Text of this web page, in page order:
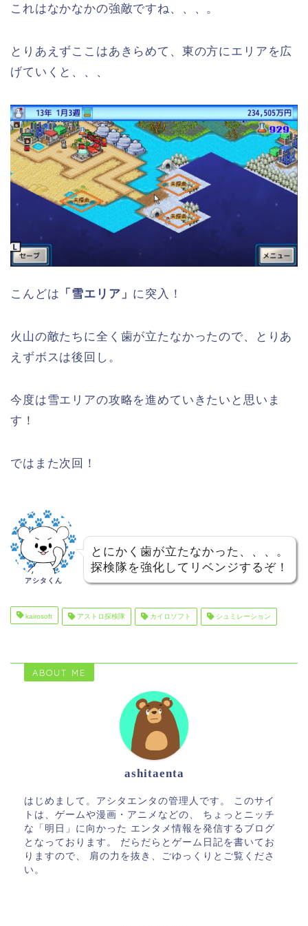
これはなかなかの強敵ですね、、、。
とりあえずここはあきらめて、東の方にエリアを広
げていくと、、、
こんどは 「雪エリア」 に突入！
火山の敵たちに全く歯が立たなかったので、とりあ
えずボスは後回し。
今度は雪エリアの攻略を進めていきたいと思いま
す！
ではまた次回！
アシタくん
とにかく歯が立たなかった、、、。
探検隊を強化してリベンジするぞ！
kairosoft アストロ探検隊 カイロソフト シュミレーション
ABOUT ME
ashitaenta
はじめまして。アシタエンタの管理人です。 このサイ
トは、ゲームや漫画・アニメなどの、 ちょっとニッチ
な「明日」に向かった エンタメ情報を発信するブログ
となっております。 だらだらとゲーム日記を書いてお
りますので、 肩の力を抜き、ごゆっくりとご覧くださ
い。